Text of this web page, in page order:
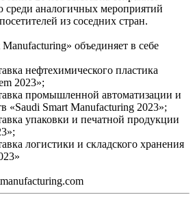
аналогичных мероприятий
из соседних стран.
объединяет в себе
нефтехимического пластика
2023»;
промышленной автоматизации и
«Saudi Smart Manufacturing 2023»;
упаковки и печатной продукции
логистики и складского хранения